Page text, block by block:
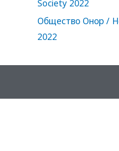
Society 2022
Общество Онор /
2022